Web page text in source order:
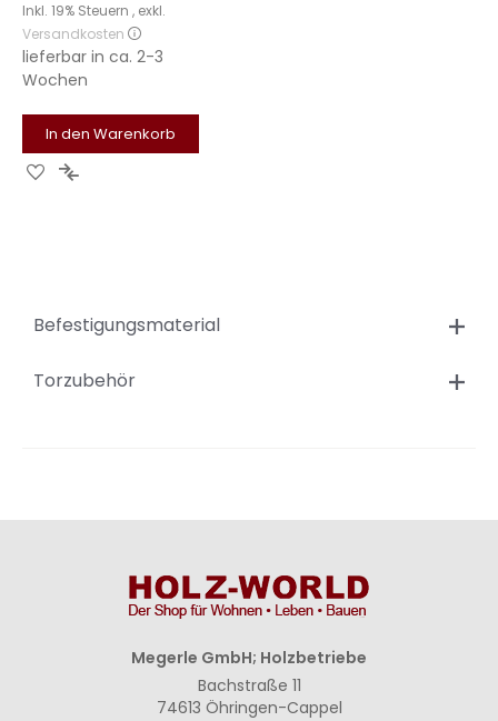
Inkl. 19% Steuern , exkl.
Versandkosten
lieferbar in ca. 2-3
Wochen
In den Warenkorb
Zur Zur
Befestigungsmaterial
Torzubehör
Megerle GmbH; Holzbetriebe
Bachstraße 11
74613 Öhringen-Cappel